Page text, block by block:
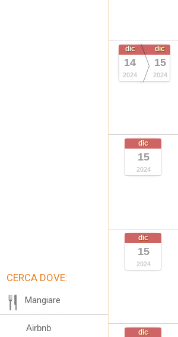
dic
14
2024
dic
15
2024
dic
15
2024
dic
15
2024
dic
CERCA DOVE:
Mangiare
Airbnb